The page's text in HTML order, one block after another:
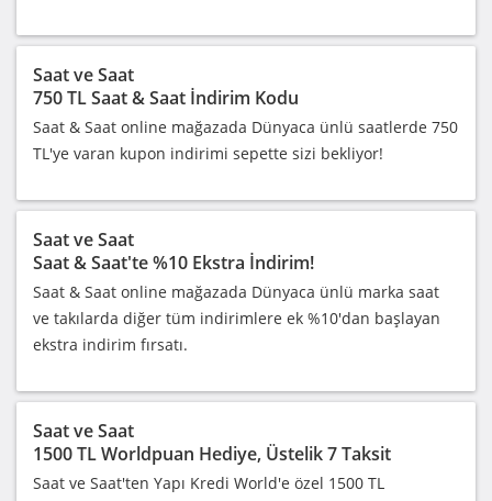
Saat ve Saat
750 TL Saat & Saat İndirim Kodu
Saat & Saat online mağazada Dünyaca ünlü saatlerde 750
TL'ye varan kupon indirimi sepette sizi bekliyor!
Saat ve Saat
Saat & Saat'te %10 Ekstra İndirim!
Saat & Saat online mağazada Dünyaca ünlü marka saat
ve takılarda diğer tüm indirimlere ek %10'dan başlayan
ekstra indirim fırsatı.
Saat ve Saat
1500 TL Worldpuan Hediye, Üstelik 7 Taksit
Saat ve Saat'ten Yapı Kredi World'e özel 1500 TL